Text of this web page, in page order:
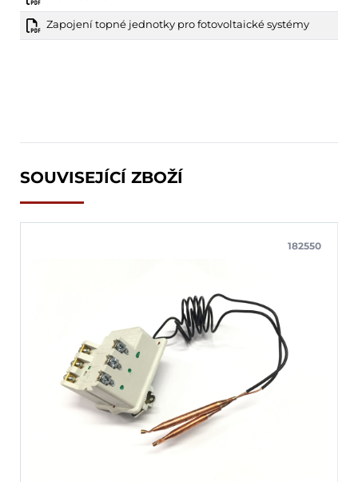
Zapojení topné jednotky pro fotovoltaické systémy
SOUVISEJÍCÍ ZBOŽÍ
182550